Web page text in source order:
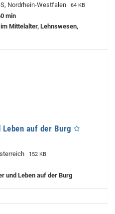
Nordrhein-Westfalen 64 KB
min
Mittelalter, Lehnswesen,
auf der Burg
152 KB
und Leben auf der Burg